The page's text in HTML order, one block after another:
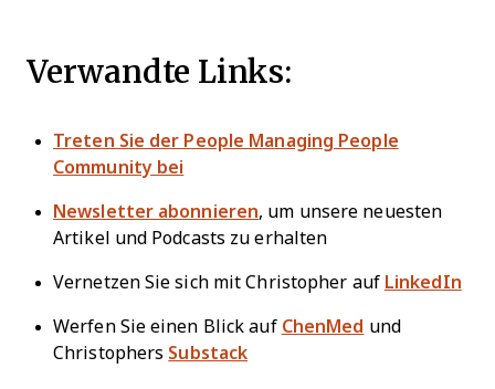
Verwandte Links:
Treten Sie der People Managing People
Community bei
Newsletter abonnieren, um unsere neuesten
Artikel und Podcasts zu erhalten
Vernetzen Sie sich mit Christopher auf LinkedIn
Werfen Sie einen Blick auf ChenMed und
Christophers Substack